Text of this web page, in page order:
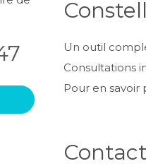
Un outil
Consultations
Pour en savoir